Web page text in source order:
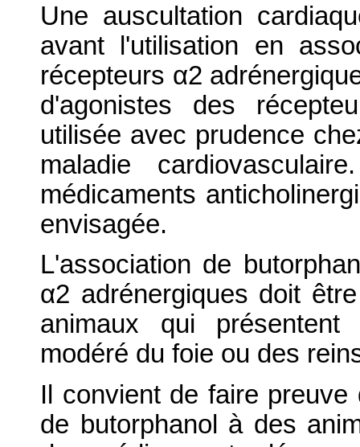
Une auscultation
avant l'utilisation en
récepteurs α2
d'agonistes des
utilisée avec prudence
maladie
médicaments
envisagée.
L'association de
α2 adrénergiques doit
animaux qui
modéré du foie ou des
Il convient de faire
de butorphanol à des